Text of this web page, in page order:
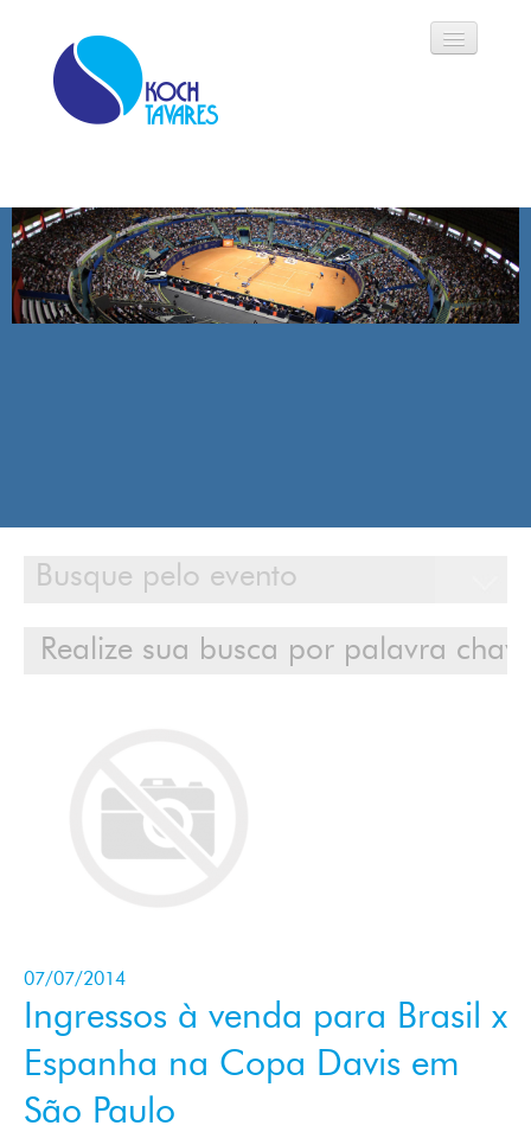
História
Áreas de Atuação
Calendário
Login
07/07/2014
Ingressos à venda para Brasil x
Espanha na Copa Davis em
São Paulo